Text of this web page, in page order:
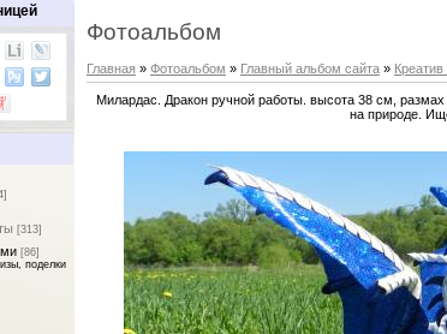
[313]
[86]
поделки
Фотоальбом
Главная » Фотоальбом » Главный альбом сайта »
Милардас. Дракон ручной работы. высота 38 см,
на природе.